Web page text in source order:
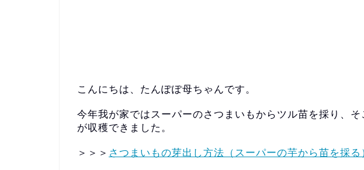
こんにちは、たんぽぽ母ちゃんです。
今年我が家ではスーパーのさつまいもからツル苗を採り、 そ
が収穫できました。
＞＞＞ さつまいもの芽出し方法（スーパーの芋から苗を採る